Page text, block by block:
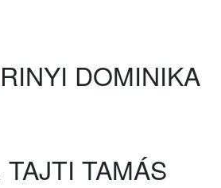
DOMINIKA
TAJTI TAMÁS